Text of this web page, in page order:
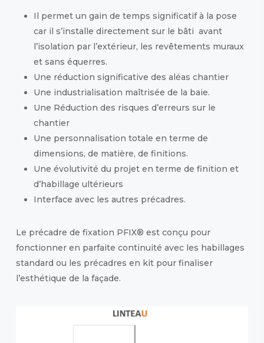
Il permet un gain de temps significatif à la pose
car il s’installe directement sur le bâti avant
l’isolation par l’extérieur, les revêtements muraux
et sans équerres.
Une réduction significative des aléas chantier
Une industrialisation maîtrisée de la baie.
Une Réduction des risques d’erreurs sur le
chantier
Une personnalisation totale en terme de
dimensions, de matière, de finitions.
Une évolutivité du projet en terme de finition et
d’habillage ultérieurs
Interface avec les autres précadres.
Le précadre de fixation PFIX® est conçu pour
fonctionner en parfaite continuité avec les habillages
standard ou les précadres en kit pour finaliser
l’esthétique de la façade.